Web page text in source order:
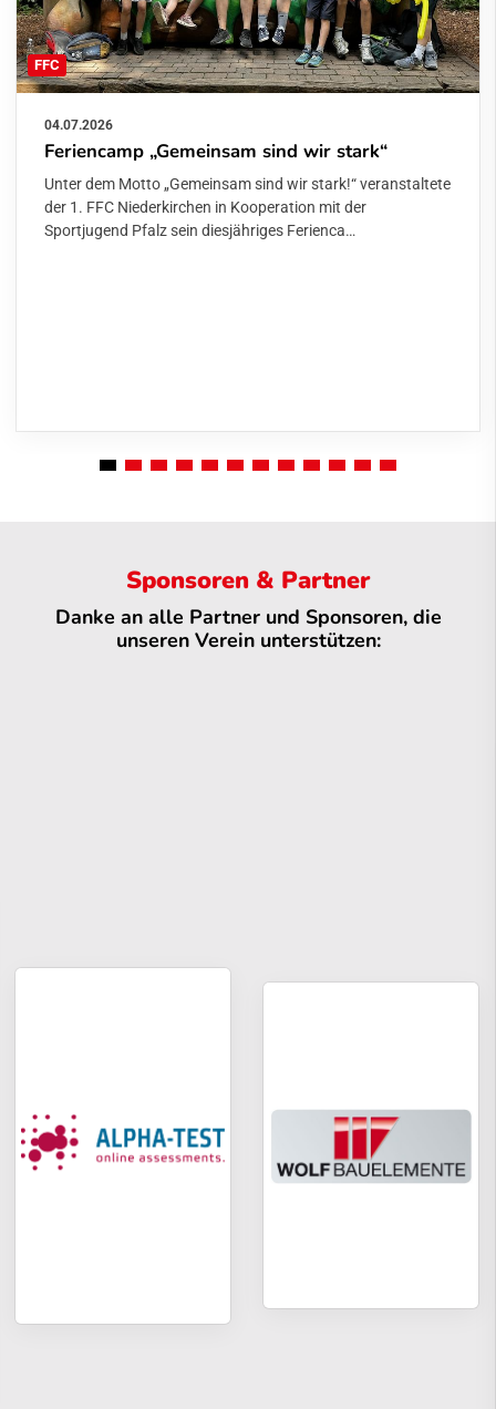
FFC
04.07.2026
Feriencamp „Gemeinsam sind wir stark“
Unter dem Motto „Gemeinsam sind wir stark!“ veranstaltete
der 1. FFC Niederkirchen in Kooperation mit der
Sportjugend Pfalz sein diesjähriges Ferienca…
Sponsoren & Partner
Danke an alle Partner und Sponsoren, die
unseren Verein unterstützen: